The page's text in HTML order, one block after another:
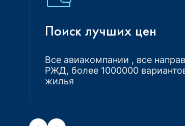
Поиск лучших цен
Все авиакомпании , все
РЖД, более 1000000
жилья